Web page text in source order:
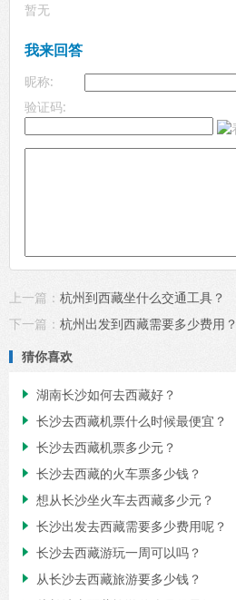
暂无
我来回答
昵称:
验证码:
上一篇： 杭州到西藏坐什么交通工具？
下一篇： 杭州出发到西藏需要多少费用？
猜你喜欢
 湖南长沙如何去西藏好？
 长沙去西藏机票什么时候最便宜？
 长沙去西藏机票多少元？
 长沙去西藏的火车票多少钱？
 想从长沙坐火车去西藏多少元？
 长沙出发去西藏需要多少费用呢？
 长沙去西藏游玩一周可以吗？
 从长沙去西藏旅游要多少钱？